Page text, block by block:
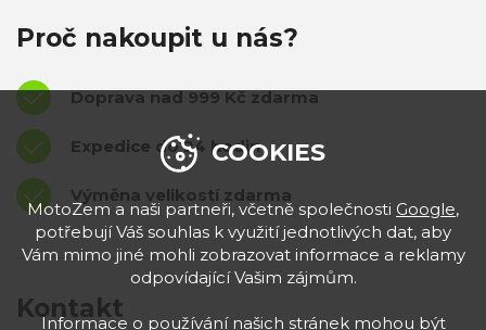
Proč nakoupit u nás?
Doprava nad 999 Kč zdarma
Expedice do 24 hodin
Výměna velikostí zdarma
Kontakt
COOKIES
MotoZem a naši partneři, včetně společnosti Google,
potřebují Váš souhlas k využití jednotlivých dat, aby
Vám mimo jiné mohli zobrazovat informace a reklamy
odpovídající Vašim zájmům.
Informace o používání našich stránek mohou být